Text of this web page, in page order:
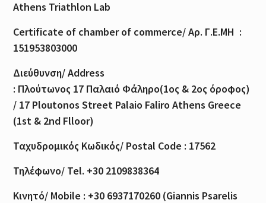
Athens Triathlon Lab
Certificate of chamberof commerce/Αρ. Γ.Ε.ΜΗ :
151953803000
Διεύθυνση/ Address
: Πλούτωνος 17 Παλαιό Φάληρο(1ος & 2ος όροφος)
/ 17 Ploutonos Street Palaio Faliro Athens Greece
(1st & 2nd Flloor)
Ταχυδρομικός Κωδικός/ Postal Code : 17562
Τηλέφωνο/ Tel. +30 2109838364
Κινητό/ Mobile : +30 6937170260 (Giannis Psarelis